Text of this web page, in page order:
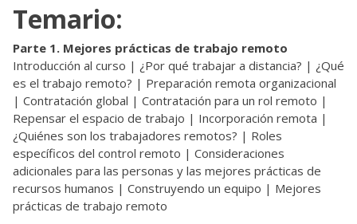
Temario:
Parte 1. Mejores prácticas de trabajo remoto
Introducción al curso | ¿Por qué trabajar a distancia? | ¿Qué
es el trabajo remoto? | Preparación remota organizacional
| Contratación global | Contratación para un rol remoto |
Repensar el espacio de trabajo | Incorporación remota |
¿Quiénes son los trabajadores remotos? | Roles
específicos del control remoto | Consideraciones
adicionales para las personas y las mejores prácticas de
recursos humanos | Construyendo un equipo | Mejores
prácticas de trabajo remoto